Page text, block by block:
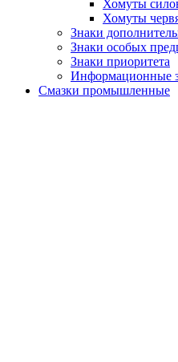
Хомуты
Хомуты
Знаки
Знаки особых
Знаки приоритета
Информационные
Смазки промышленные